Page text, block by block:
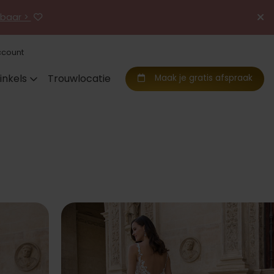
>
Trouwlocatie Maak je gratis afspraak